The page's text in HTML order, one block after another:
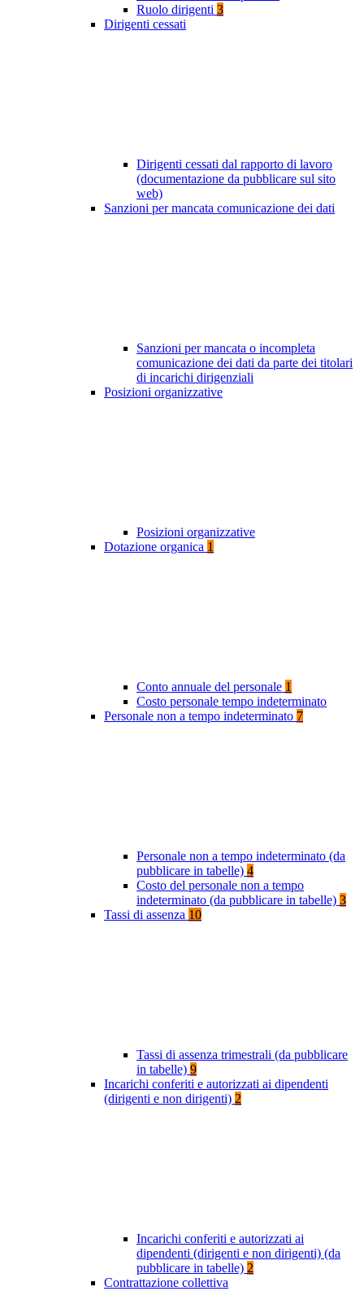
Ruolo dirigenti 3
Dirigenti cessati
Dirigenti cessati dal rapporto di lavoro
(documentazione da pubblicare sul sito
web)
Sanzioni per mancata comunicazione dei dati
Sanzioni per mancata o incompleta
comunicazione dei dati da parte dei titolari
di incarichi dirigenziali
Posizioni organizzative
Posizioni organizzative
Dotazione organica 1
Conto annuale del personale 1
Costo personale tempo indeterminato
Personale non a tempo indeterminato 7
Personale non a tempo indeterminato (da
pubblicare in tabelle) 4
Costo del personale non a tempo
indeterminato (da pubblicare in tabelle) 3
Tassi di assenza 10
Tassi di assenza trimestrali (da pubblicare
in tabelle) 9
Incarichi conferiti e autorizzati ai dipendenti
(dirigenti e non dirigenti) 2
Incarichi conferiti e autorizzati ai
dipendenti (dirigenti e non dirigenti) (da
pubblicare in tabelle) 2
Contrattazione collettiva